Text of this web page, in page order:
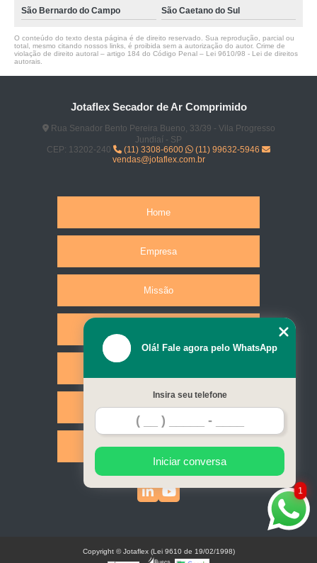
São Bernardo do Campo São Caetano do Sul
O conteúdo do texto desta página é de direito reservado. Sua reprodução, parcial ou
total, mesmo citando nossos links, é proibida sem a autorização do autor. Crime de
violação de direito autoral – artigo 184 do Código Penal – Lei 9610/98 - Lei de direitos
autorais
Jotaflex Secador de Ar Comprimido
Rua Senador Bento Pereira Bueno, 33/39 - Vila Progresso
Jundiaí - SP
CEP: 13202-240
(11) 3308-6600
(11) 99632-5946
vendas@jotaflex.com.br
Home
Empresa
Missão
Contato
Mapa do site
1
Olá! Fale agora pelo WhatsApp
Insira seu telefone
Iniciar conversa
Copyright © Jotaflex (Lei 9610 de 19/02/1998)